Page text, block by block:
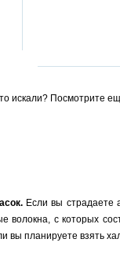
искали? Посмотрите
Если вы страдаете
волокна, с которых
вы планируете взять